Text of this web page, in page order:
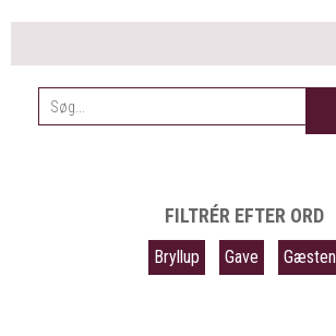
FILTRÉR EFTER ORD
Bryllup Gave Gæsten